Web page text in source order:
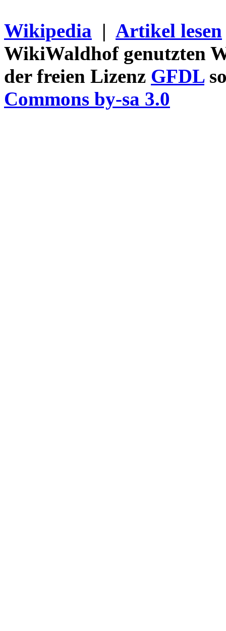
Wikipedia | Artikel lesen
WikiWaldhof genutzten
der freien Lizenz GFDL
Commons by-sa 3.0